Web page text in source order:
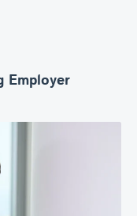
Employer